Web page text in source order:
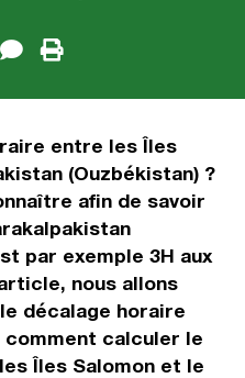
entre les Îles
(Ouzbékistan) ?
afin de savoir
par exemple 3H aux
nous allons
décalage horaire
comment calculer le
Îles Salomon et le